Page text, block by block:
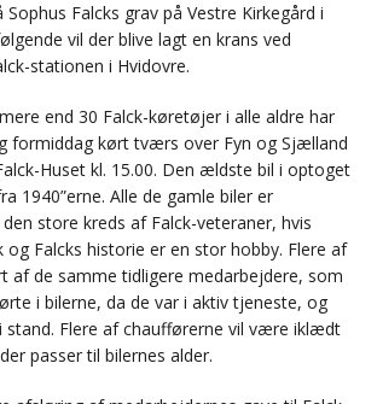
Falcks grav på Vestre Kirkegård i
vil der blive lagt en krans ved
stationen i Hvidovre.
end 30 Falck-køretøjer i alle aldre har
formiddag kørt tværs over Fyn og Sjælland
Huset kl. 15.00. Den ældste bil i optoget
1940”erne. Alle de gamle biler er
store kreds af Falck-veteraner, hvis
og Falcks historie er en stor hobby. Flere af
af de samme tidligere medarbejdere, som
i bilerne, da de var i aktiv tjeneste, og
stand. Flere af chaufførerne vil være iklædt
passer til bilernes alder.